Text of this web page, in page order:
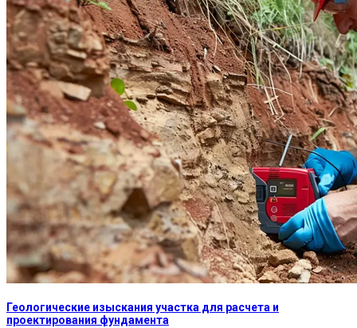
Геологические изыскания участка для расчета и
проектирования фундамента